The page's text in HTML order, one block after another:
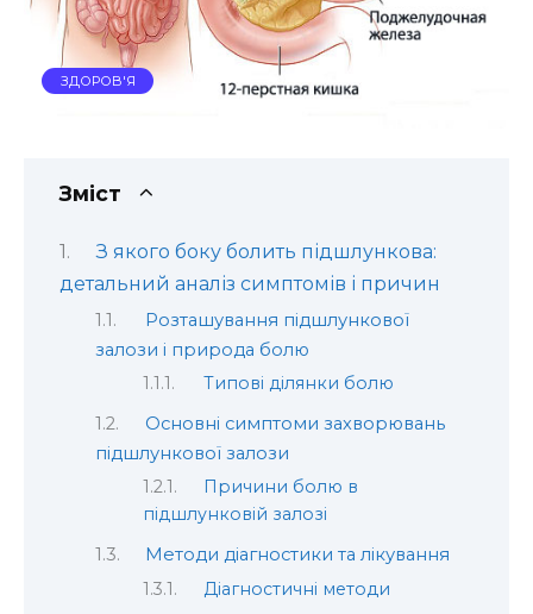
ЗДОРОВ'Я
Зміст
З якого боку болить підшлункова:
детальний аналіз симптомів і причин
Розташування підшлункової
залози і природа болю
Типові ділянки болю
Основні симптоми захворювань
підшлункової залози
Причини болю в
підшлунковій залозі
Методи діагностики та лікування
Діагностичні методи